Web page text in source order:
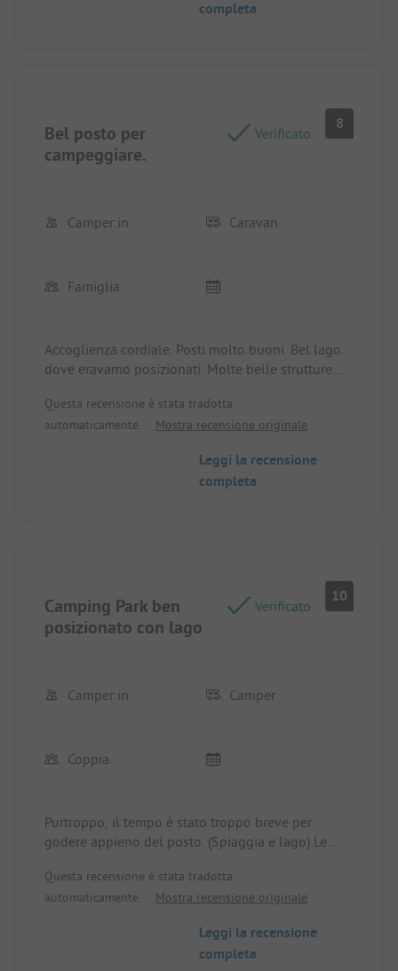
completa
Bel posto per
campeggiare.
Verificato
8
Camper:in Caravan
Famiglia
Accoglienza cordiale. Posti molto buoni. Bel lago
dove eravamo posizionati. Molte belle strutture
Quello che ci è mancato è una colonnina di
ricarica per auto elettriche al campeggio.
Questa recensione è stata tradotta
automaticamente.
Mostra recensione originale
Leggi la recensione
completa
Camping Park ben
posizionato con lago
Verificato
10
Camper:in Camper
Coppia
Purtroppo, il tempo è stato troppo breve per
godere appieno del posto. (Spiaggia e lago) Le
pulito. A parte questo, lo consiglio vivamente per
le famiglie con bambini. Inoltre, si può facilmente
campeggio non è molto lontano da casa nostra
(circa 1 ora di viaggio), probabilmente
Questa recensione è stata tradotta
automaticamente.
Mostra recensione originale
Leggi la recensione
completa